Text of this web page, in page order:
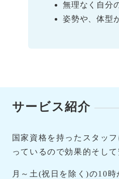
無理なく自分
姿勢や、体型
サービス紹介
国家資格を持ったスタッ
っているので効果的そし
月～土(祝日を除く)の10